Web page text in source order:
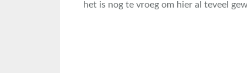
het is nog te vroeg om hier al teveel